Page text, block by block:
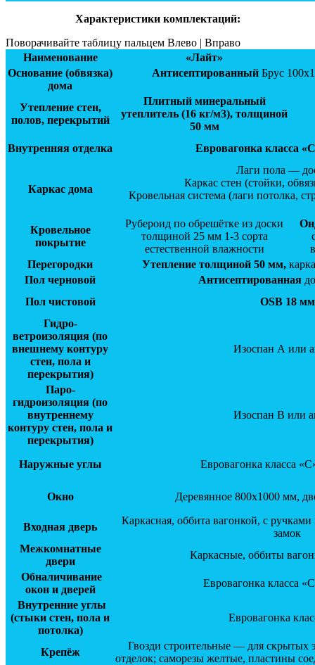
Характеристики комплектаций:
Поворачивайте таблицу пальцем Влево | Вправо
Наименование
«Лайт»
Основание (обвязка)
дома
АнтисептированныйБрус
Утепление стен,
полов, перекрытий
Плитный минеральный
утеплитель (16 кг/м3), толщиной
50 мм
Внутренняя отделка
Евровагонка класса
Каркас дома
Лаги пола —
Каркас стен (стойки,
Кровельная система (лаги потолка,
Кровельное
покрытие
Рубероид по обрешётке из доски
толщиной 25 мм 1-3 сорта
естественной влажности
Перегородки
Утепление толщиной 50 мм,
Пол черновой
Антисептированная
Пол чистовой
OSB 18 мм
Гидро-
ветроизоляция (по
внешнему контуру
стен, пола и
перекрытия)
Изоспан А или
Паро-
гидроизоляция (по
внутреннему
контуру стен, пола и
перекрытия)
Изоспан В или
Наружные углы Евровагонка класса
Окно Деревянное 800х1000 мм,
Входная дверь
Каркасная, оббита вагонкой, с
замок
Межкомнатные
двери
Каркасные, оббиты
Обналичивание
окон и дверей
Евровагонка класса
Внутренние углы
(стыки стен, пола и
потолка)
Евровагонка
Крепёж
Гвозди строительные — для скрытых
отделок; саморезы желтые, пластины